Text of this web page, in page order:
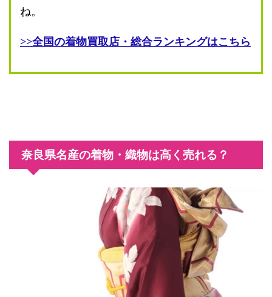
ね。
>>全国の着物買取店・総合ランキングはこちら
奈良県名産の着物・織物は高く売れる？